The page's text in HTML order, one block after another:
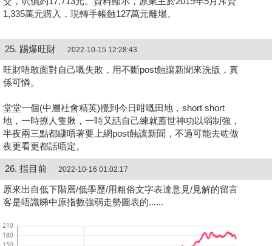
1,335萬元購入，現轉手帳蝕127萬元離場。
25. 踢爆旺財 2022-10-15 12:28:43
旺財唔敢面對自己嘅失敗，用不斷post蝕讓新聞來洗版，真
係可憐。
堂堂一個(中層社會精英)攪到今日咁嘅田地，short short
地，一時撩人隻揪，一時又話自己練就蓋世神功以弱制強，
半夜兩三點都瞓唔著要上網post蝕讓新聞，不過可能去咗做
夜更看更都話唔定。
26. 指目前 2022-10-16 01:02:17
原來出自低下階層/低學歷/用粗俗文字表達意見/見解的留言
客是唔識睇中原指數強弱走勢圖表的......